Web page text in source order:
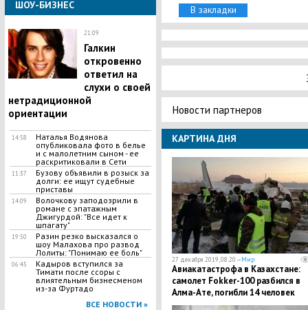
ШОУ-БИЗНЕС
21:09
Галкин
откровенно
ответил на
слухи о своей
нетрадиционной
ориентации
14:58
Наталья Водянова
опубликовала фото в белье
и с малолетним сыном - ее
раскритиковали в Сети
11:37
Бузову объявили в розыск за
долги: ее ищут судебные
приставы
14:09
Волочкову заподозрили в
романе с эпатажным
Джигурдой: "Все идет к
шпагату"
19:50
​Разин резко высказался о
шоу Малахова про развод
Лолиты: "Понимаю ее боль"
06:45
​Кадыров вступился за
Тимати после ссоры с
влиятельным бизнесменом
из-за Фуртадо
ВСЕ НОВОСТИ »
В закладки
Новости партнеров
КАРТИНА ДНЯ
27 декабря 2019, 08:20 —Мир
Авиакатастрофа в Казахстане:
самолет Fokker-100 разбился в
Алма-Ате, погибли 14 человек